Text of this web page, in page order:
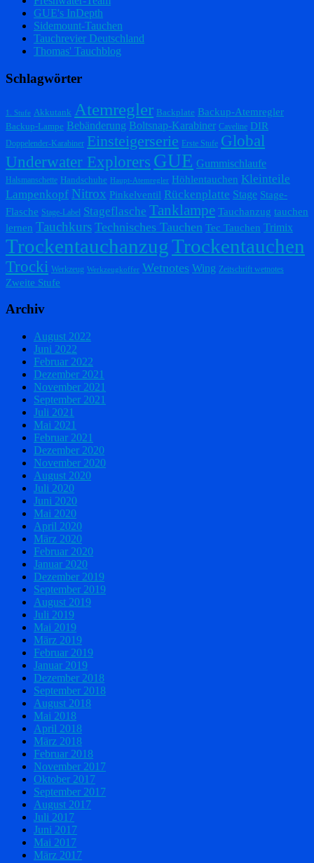
GUE's InDepth
Sidemount-Tauchen
Tauchrevier Deutschland
Thomas' Tauchblog
Schlagwörter
1. Stufe Akkutank Atemregler Backplate Backup-Atemregler
Backup-Lampe Bebänderung Boltsnap-Karabiner Caveline DIR
Doppelender-Karabiner Einsteigerserie Erste Stufe Global
Underwater Explorers GUE Gummischlaufe
Halsmanschette Handschuhe Haupt-Atemregler Höhlentauchen Kleinteile
Lampenkopf Nitrox Pinkelventil Rückenplatte Stage Stage-
Flasche Stage-Label Stageflasche Tanklampe Tauchanzug tauchen
lernen Tauchkurs Technisches Tauchen Tec Tauchen Trimix
TrockentauchanzugTrockentauchen
Trocki Werkzeug Werkzeugkoffer Wetnotes Wing Zeitschrift wetnotes
Zweite Stufe
Archiv
August 2022
Juni 2022
Februar 2022
Dezember 2021
November 2021
September 2021
Juli 2021
Mai 2021
Februar 2021
Dezember 2020
November 2020
August 2020
Juli 2020
Juni 2020
Mai 2020
April 2020
März 2020
Februar 2020
Januar 2020
Dezember 2019
September 2019
August 2019
Juli 2019
Mai 2019
März 2019
Februar 2019
Januar 2019
Dezember 2018
September 2018
August 2018
Mai 2018
April 2018
März 2018
Februar 2018
November 2017
Oktober 2017
September 2017
August 2017
Juli 2017
Juni 2017
Mai 2017
März 2017